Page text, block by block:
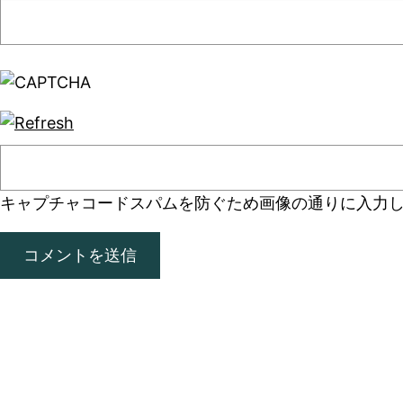
キャプチャコード スパムを防ぐため画像の通りに入力し